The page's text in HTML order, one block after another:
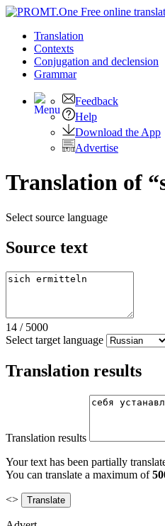
Translation
Contexts
Conjugation and declension
Grammar
Feedback
Help
Download the App
Advertise
Translation of
Select source language
Source text
14 / 5000
Select target language
Translation results
Translation results
Your text has been partially
You can translate a maximum of
<>